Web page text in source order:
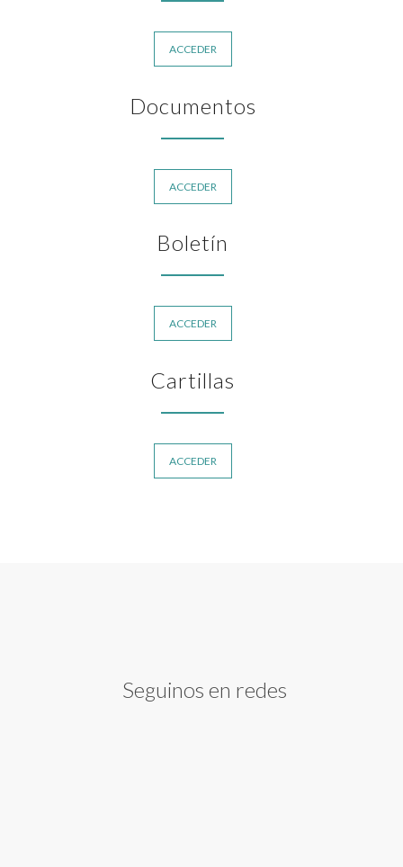
ACCEDER
Documentos
ACCEDER
Boletín
ACCEDER
Cartillas
ACCEDER
Seguinos en redes